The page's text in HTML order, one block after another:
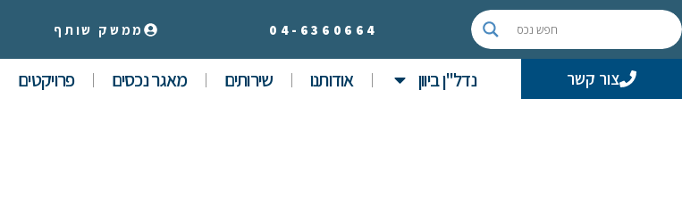
04- 6360664 ממשק שותף
צור קשר נדל"ן ביוון אודותנו שירותים מאגר נכסים פרויקטים